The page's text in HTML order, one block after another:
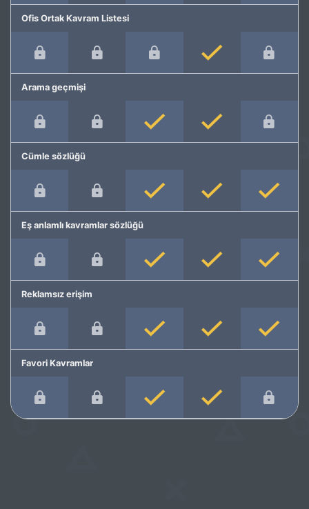
Ofis Ortak Kavram Listesi
Arama geçmişi
Cümle sözlüğü
Eş anlamlı kavramlar sözlüğü
Reklamsız erişim
Favori Kavramlar